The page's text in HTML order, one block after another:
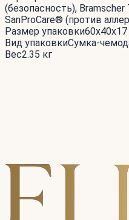
(безопасность),
SanProCare® (против
Размер упаковки60x40x17
Вид упаковкиСумка-
Вес2.35 кг